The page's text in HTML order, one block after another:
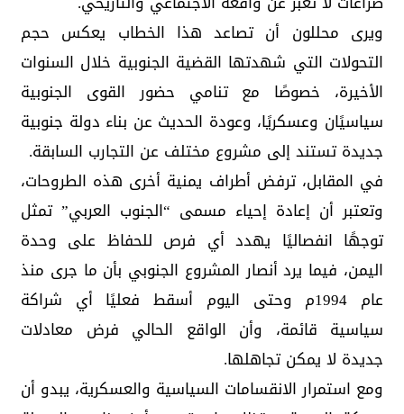
ويرى محللون أن تصاعد هذا الخطاب يعكس حجم
التحولات التي شهدتها القضية الجنوبية خلال السنوات
الأخيرة، خصوصًا مع تنامي حضور القوى الجنوبية
سياسيًان وعسكريًا، وعودة الحديث عن بناء دولة جنوبية
جديدة تستند إلى مشروع مختلف عن التجارب السابقة.
في المقابل، ترفض أطراف يمنية أخرى هذه الطروحات،
وتعتبر أن إعادة إحياء مسمى “الجنوب العربي” تمثل
توجهًا انفصاليًا يهدد أي فرص للحفاظ على وحدة
اليمن، فيما يرد أنصار المشروع الجنوبي بأن ما جرى منذ
عام 1994م وحتى اليوم أسقط فعليًا أي شراكة
سياسية قائمة، وأن الواقع الحالي فرض معادلات
جديدة لا يمكن تجاهلها.
ومع استمرار الانقسامات السياسية والعسكرية، يبدو أن